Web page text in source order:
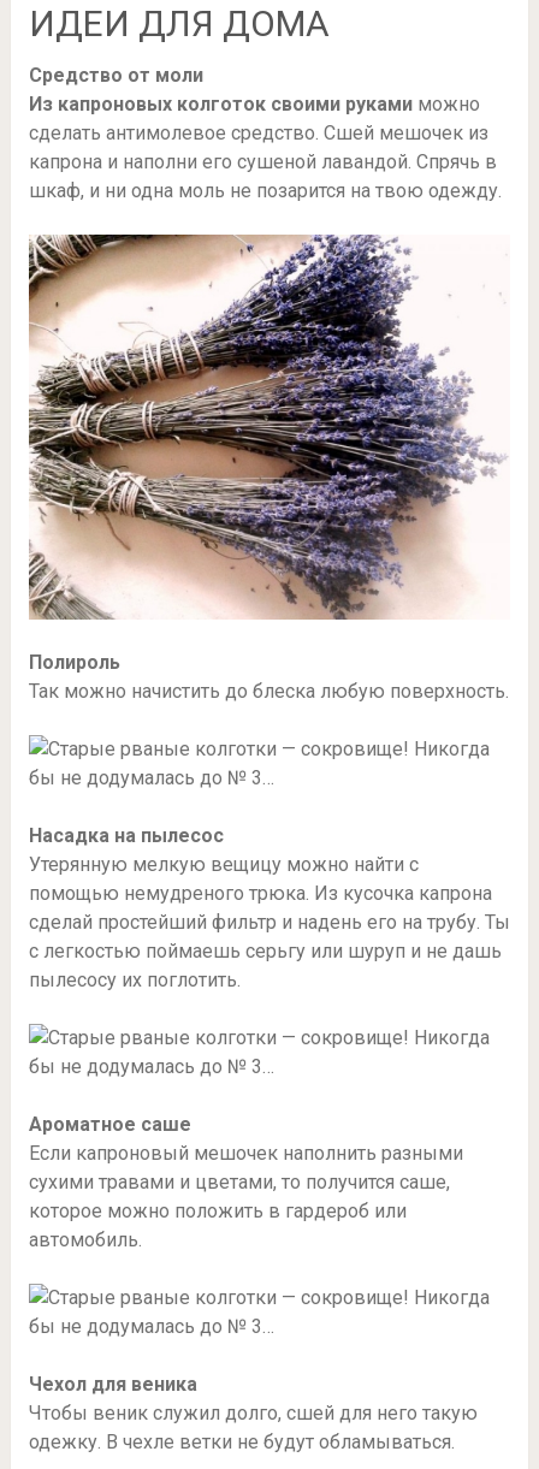
ИДЕИ ДЛЯ ДОМА
Средство от моли
Из капроновых колготок своими рукамиможно
сделать антимолевое средство. Сшей мешочек из
капрона и наполни его сушеной лавандой. Спрячь в
шкаф, и ни одна моль не позарится на твою одежду.
Полироль
Так можно начистить до блеска любую поверхность.
Насадка на пылесос
Утерянную мелкую вещицу можно найти с
помощью немудреного трюка. Из кусочка капрона
сделай простейший фильтр и надень его на трубу. Ты
с легкостью поймаешь серьгу или шуруп и не дашь
пылесосу их поглотить.
Ароматное саше
Если капроновый мешочек наполнить разными
сухими травами и цветами, то получится саше,
которое можно положить в гардероб или
автомобиль.
Чехол для веника
Чтобы веник служил долго, сшей для него такую
одежку. В чехле ветки не будут обламываться.